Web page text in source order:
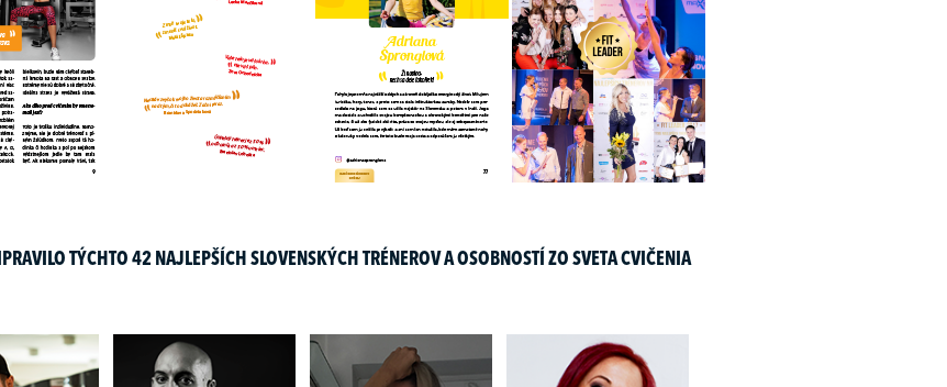
TÝCHTO 42 NAJLEPŠÍCH SLOVENSKÝCH TRÉNEROV A OSOBNOSTÍ ZO SVETA CVIČENIA